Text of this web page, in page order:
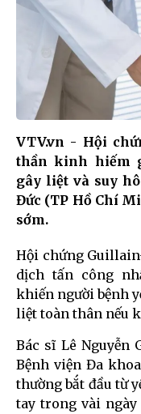
VTV.vn - Hội
thần kinh hiếm
gây liệt và suy
Đức (TP Hồ Chí
sớm.
Hội chứng
dịch tấn công
khiến người bệnh
liệt toàn thân nếu
Bác sĩ Lê Nguyễn
Bệnh viện Đa
thường bắt đầu từ
tay trong vài ngày